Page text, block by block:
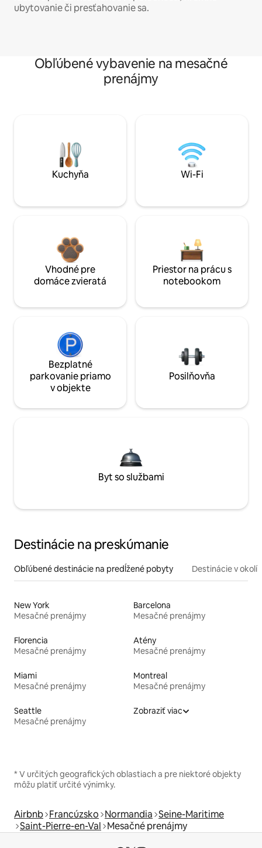
ubytovanie či presťahovanie sa.
Obľúbené vybavenie na mesačné
prenájmy
Kuchyňa Wi-Fi
Vhodné pre
domáce zvieratá
Priestor na prácu s
notebookom
Bezplatné
parkovanie priamo
v objekte
Posilňovňa
Byt so službami
Destinácie na preskúmanie
Obľúbené destinácie na predĺžené pobyty Destinácie v okolí
New York
Mesačné prenájmy
Barcelona
Mesačné prenájmy
Florencia
Mesačné prenájmy
Atény
Mesačné prenájmy
Miami
Mesačné prenájmy
Montreal
Mesačné prenájmy
Seattle
Mesačné prenájmy
Zobraziť viac
* V určitých geografických oblastiach a pre niektoré objekty
môžu platiť určité výnimky.
Airbnb Francúzsko Normandia Seine-Maritime
Saint-Pierre-en-Val Mesačné prenájmy